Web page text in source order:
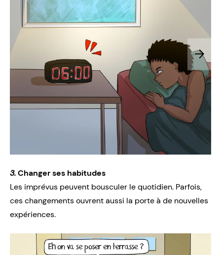
3.Changer ses habitudes
Les imprévus peuvent bousculer le quotidien. Parfois,
ces changements ouvrent aussi la porte à de nouvelles
expériences.